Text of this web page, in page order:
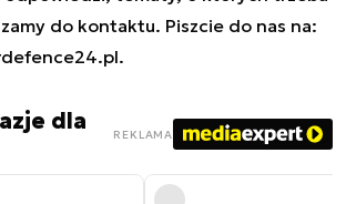
do kontaktu. Piszcie do nas na:
.
dla
REKLAMA